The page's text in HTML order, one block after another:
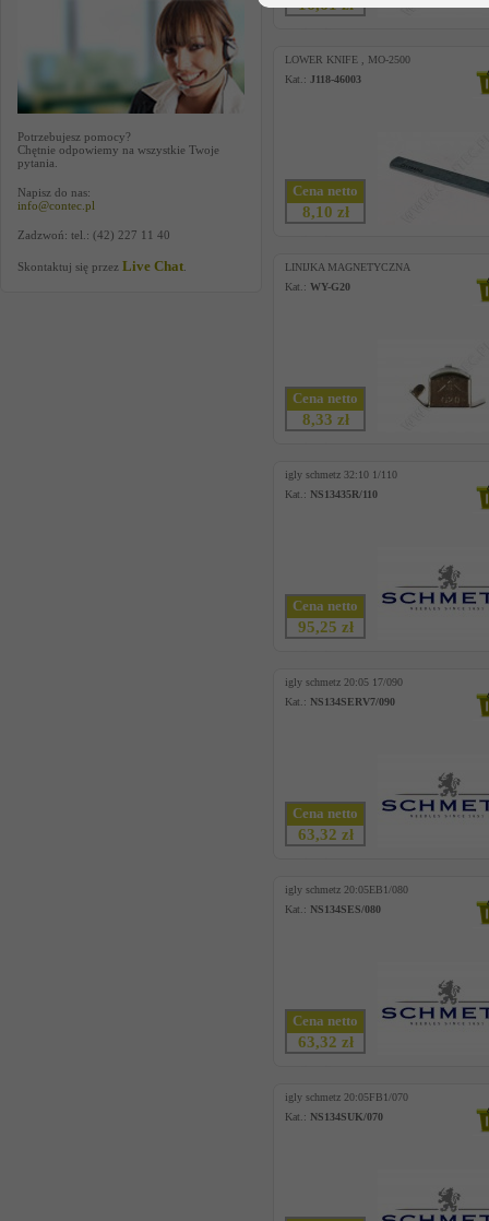
Potrzebujesz pomocy?
Chętnie odpowiemy na wszystkie Twoje
pytania.
Napisz do nas:
info@contec.pl
Zadzwoń: tel.: (42) 227 11 40
Skontaktuj się przez Live Chat
16,61 zł
LOWER KNIFE , MO-2500
Kat.: J118-46003
Cena netto
8,10 zł
LINIJKA MAGNETYCZNA
Kat.: WY-G20
Cena netto
8,33 zł
igly schmetz 32:10 1/110
Kat.: NS13435R/110
Cena netto
95,25 zł
igly schmetz 20:05 17/090
Kat.: NS134SERV7/090
Cena netto
63,32 zł
igly schmetz 20:05EB1/080
Kat.: NS134SES/080
Cena netto
63,32 zł
igly schmetz 20:05FB1/070
Kat.: NS134SUK/070